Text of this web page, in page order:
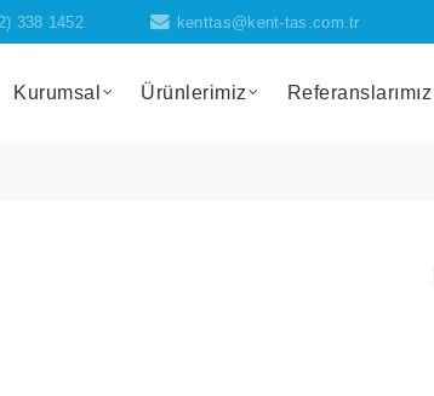
338 1452 kenttas@kent-tas.com.tr
Kurumsal Ürünlerimiz Referanslarımız